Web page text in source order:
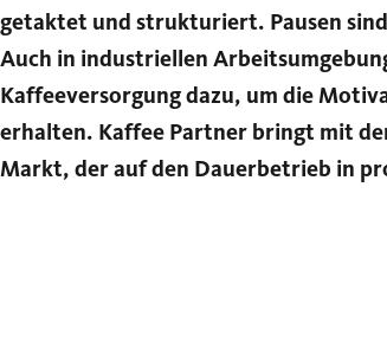
getaktet und strukturiert. Pausen
Auch in industriellen
Kaffeeversorgung dazu, um die
erhalten. Kaffee Partner bringt mit
Markt, der auf den Dauerbetrieb in